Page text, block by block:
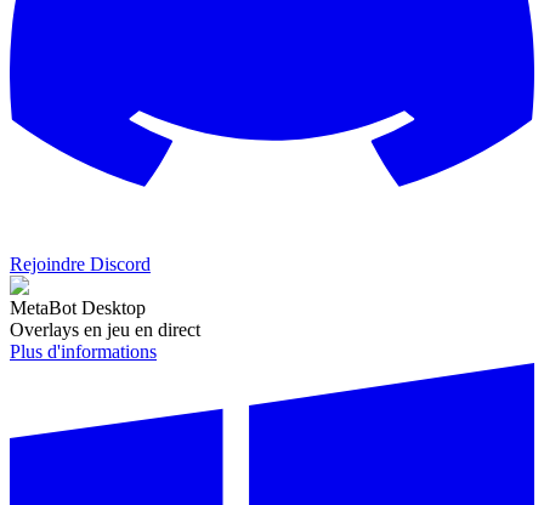
Rejoindre Discord
MetaBot Desktop
Overlays en jeu en direct
Plus d'informations